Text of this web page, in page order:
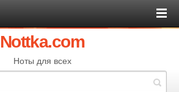
Nottka.com
Ноты для всех